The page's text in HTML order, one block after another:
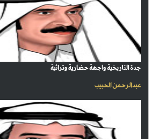
جدة التاريخية واجهة حضارية وتراثية
عبدالرحمن الحبيب